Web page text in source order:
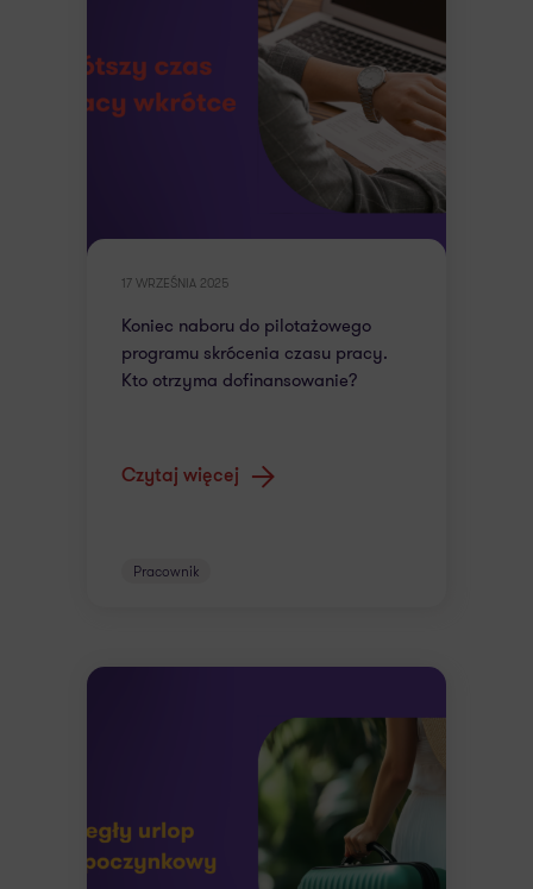
17 WRZEŚNIA 2025
Koniec naboru do pilotażowego
programu skrócenia czasu pracy.
Kto otrzyma dofinansowanie?
Czytaj więcej
Pracownik